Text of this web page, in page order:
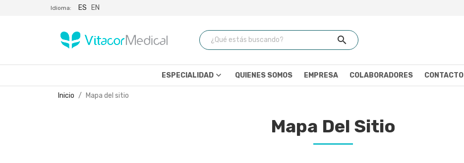
Idioma: ES EN
search
keyboard_arrow_down
ESPECIALIDAD QUIENES SOMOS EMPRESA COLABORADORES CONTACTO
Inicio Mapa del sitio
Mapa Del Sitio